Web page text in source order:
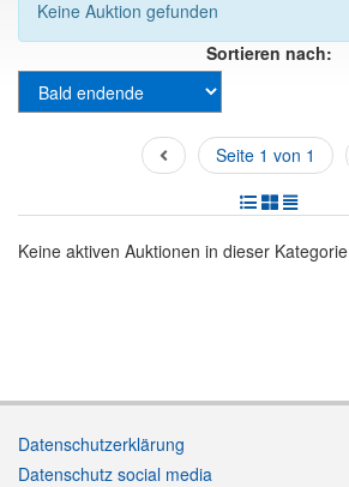
Keine Auktion gefunden
Sortieren nach:
Seite 1 von 1
Keine aktiven Auktionen in dieser Kategorie
Datenschutzerklärung
Datenschutz social media